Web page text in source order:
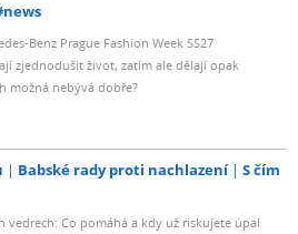
Benz Prague Fashion Week SS27
zjednodušit život, zatím ale dělají opak
možná nebývá dobře?
Babské rady proti nachlazení
S čím
vedrech: Co pomáhá a kdy už riskujete úpal